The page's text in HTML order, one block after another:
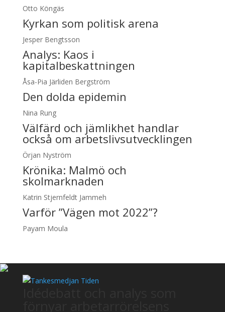
Otto Köngäs
Kyrkan som politisk arena
Jesper Bengtsson
Analys: Kaos i
kapitalbeskattningen
Åsa-Pia Järliden Bergström
Den dolda epidemin
Nina Rung
Välfärd och jämlikhet handlar
också om arbetslivsutvecklingen
Örjan Nyström
Krönika: Malmö och
skolmarknaden
Katrin Stjernfeldt Jammeh
Varför ”Vägen mot 2022”?
Payam Moula